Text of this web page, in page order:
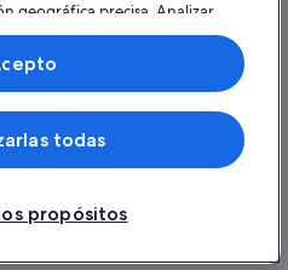
de Expedia Group. Todos los
logotipo de Expedia son marcas
registradas de Expedia, Inc.
geográfica precisa. Analizar
del dispositivo para su
información en un dispositivo
y contenido personalizados,
investigación de
propósitos
todas